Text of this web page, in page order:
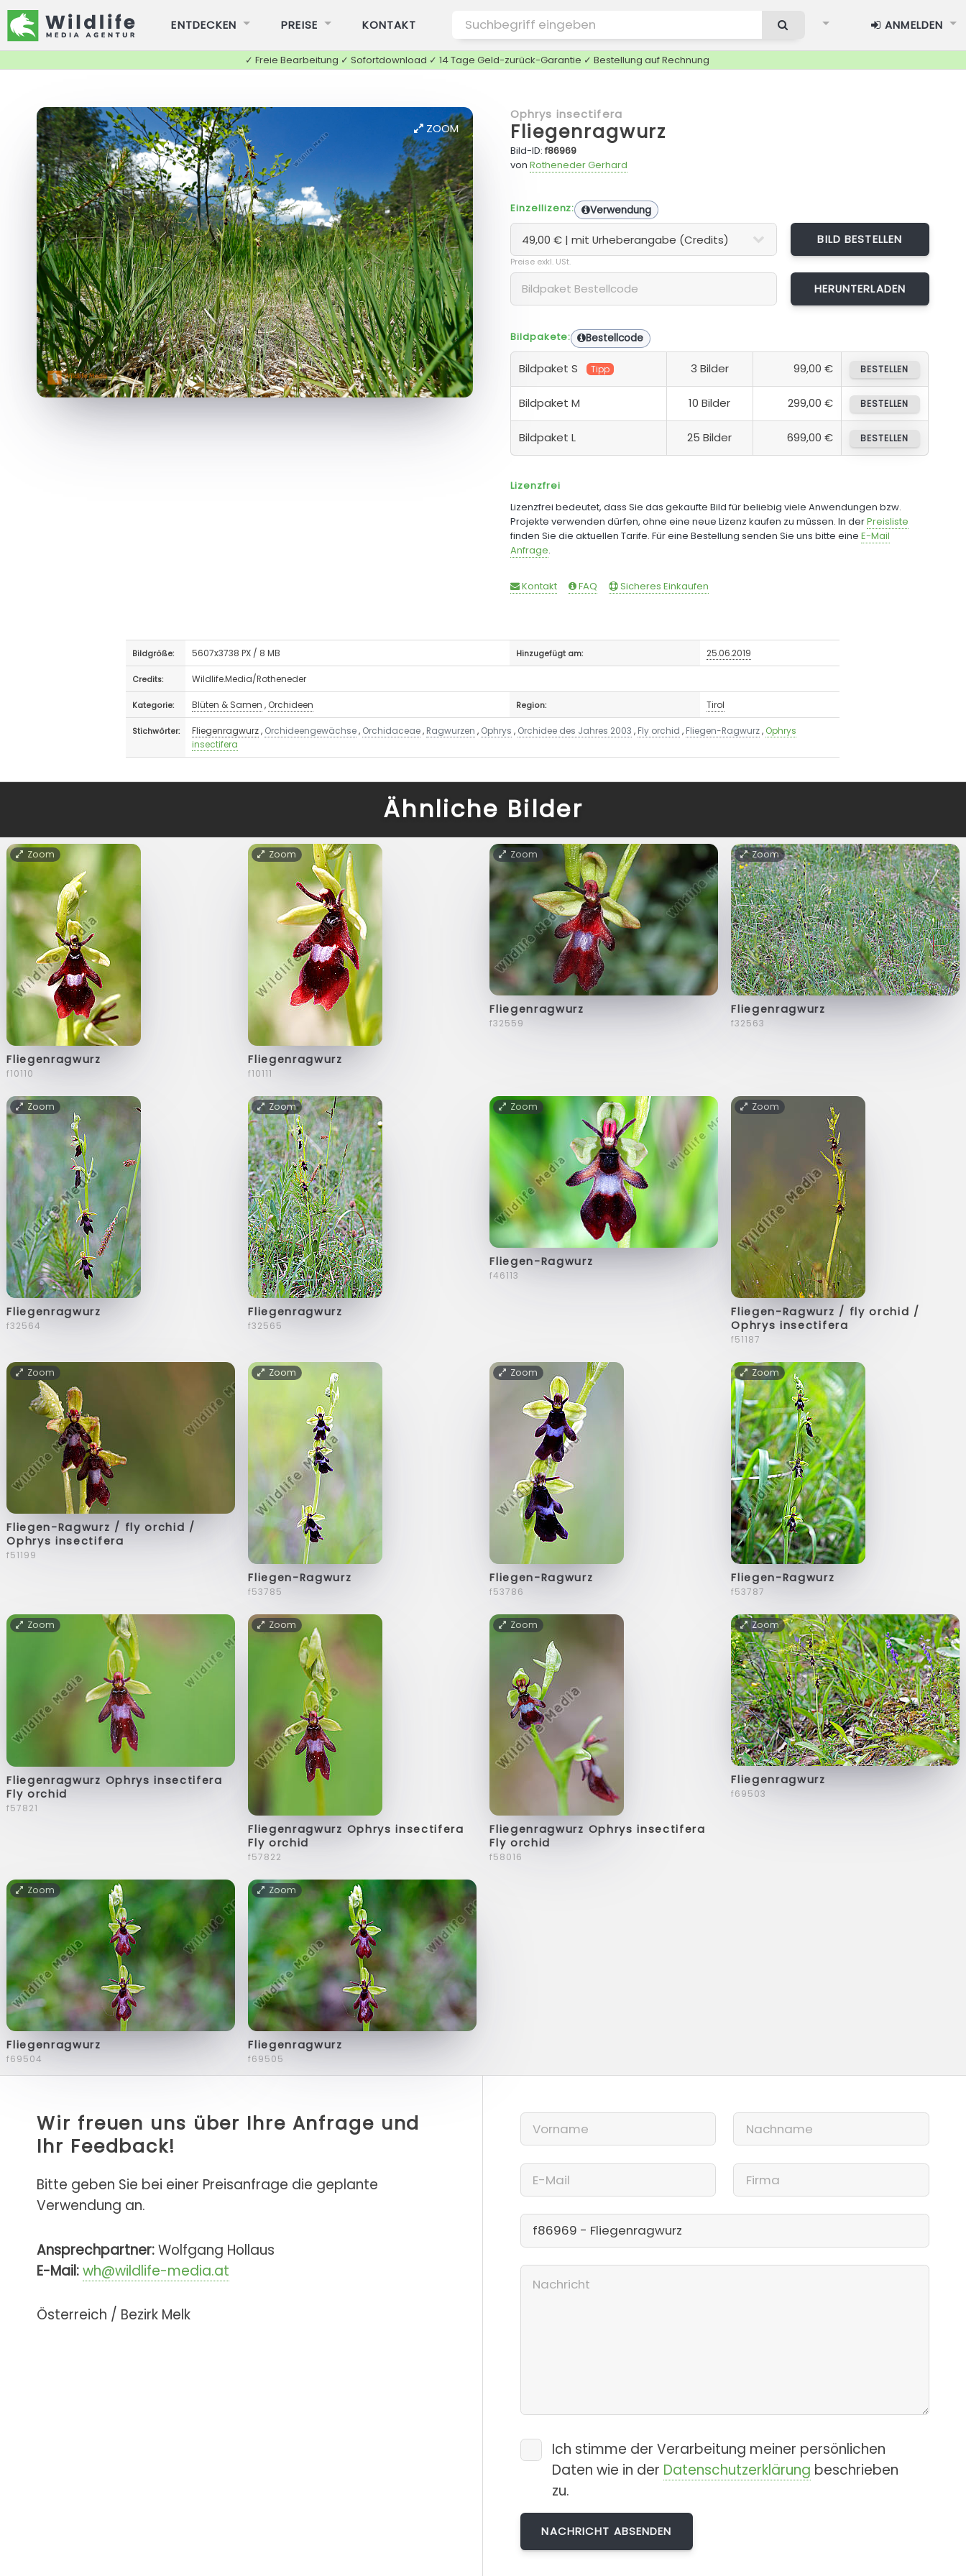
ENTDECKEN PREISE KONTAKT ANMELDEN
✓ Freie Bearbeitung ✓ Sofortdownload ✓ 14 Tage Geld-zurück-Garantie ✓ Bestellung auf Rechnung
ZOOM
Ophrys insectifera
Fliegenragwurz
Bild-ID:f86969
von Rotheneder Gerhard
Einzellizenz: Verwendung
BILD BESTELLEN
Preise exkl. USt.
Bildpakete: Bestellcode
Bildpaket S Tipp 3 Bilder 99,00 € BESTELLEN
Bildpaket M 10 Bilder 299,00 € BESTELLEN
Bildpaket L 25 Bilder 699,00 € BESTELLEN
Lizenzfrei
Lizenzfrei bedeutet, dass Sie das gekaufte Bild für beliebig viele Anwendungen bzw.
Projekte verwenden dürfen, ohne eine neue Lizenz kaufen zu müssen. In derPreisliste
finden Sie die aktuellen Tarife. Für eine Bestellung senden Sie uns bitte eine E-Mail
Anfrage.
Kontakt FAQ Sicheres Einkaufen
Bildgröße: 5607x3738 PX / 8 MB Hinzugefügt am: 25.06.2019
Credits: Wildlife.Media/Rotheneder
Kategorie: Blüten & Samen , Orchideen Region: Tirol
Stichwörter: Fliegenragwurz, Orchideengewächse, Orchidaceae, Ragwurzen , Ophrys , Orchidee des Jahres 2003 , Fly orchid , Fliegen-Ragwurz, Ophrys
insectifera
Ähnliche Bilder
Zoom
Fliegenragwurz
f10110
Zoom
Fliegenragwurz
f10111
Zoom
Fliegenragwurz
f32559
Zoom
Fliegenragwurz
f32563
Zoom
Fliegenragwurz
f32564
Zoom
Fliegenragwurz
f32565
Zoom
Fliegen-Ragwurz
f46113
Zoom
Fliegen-Ragwurz / fly orchid /
Ophrys insectifera
f51187
Zoom
Fliegen-Ragwurz / fly orchid /
Ophrys insectifera
f51199
Zoom
Fliegen-Ragwurz
f53785
Zoom
Fliegen-Ragwurz
f53786
Zoom
Fliegen-Ragwurz
f53787
Zoom
Fliegenragwurz Ophrys insectifera
Fly orchid
f57821
Zoom
Fliegenragwurz Ophrys insectifera
Fly orchid
f57822
Zoom
Fliegenragwurz Ophrys insectifera
Fly orchid
f58016
Zoom
Fliegenragwurz
f69503
Zoom
Fliegenragwurz
f69504
Zoom
Fliegenragwurz
f69505
Wir freuen uns über Ihre Anfrage und
Ihr Feedback!
Bitte geben Sie bei einer Preisanfrage die geplante
Verwendung an.
Ansprechpartner:Wolfgang Hollaus
E-Mail:wh@wildlife-media.at
Österreich / Bezirk Melk
Ich stimme der Verarbeitung meiner persönlichen
Daten wie in der Datenschutzerklärung beschrieben
zu.